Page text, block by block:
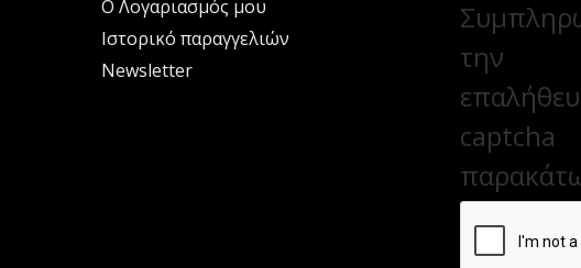
Ο Λογαριασμός μου
Ιστορικό παραγγελιών
Newsletter
την
captcha